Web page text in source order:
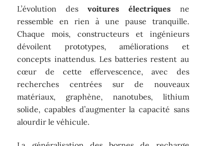
L’évolution des voitures électriquesne
ressemble en rien à une pause tranquille.
Chaque mois, constructeurs et ingénieurs
dévoilent prototypes, améliorations et
concepts inattendus. Les batteries restent au
cœur de cette effervescence, avec des
recherches centrées sur de nouveaux
matériaux, graphène, nanotubes, lithium
solide, capables d’augmenter la capacité sans
alourdir le véhicule.